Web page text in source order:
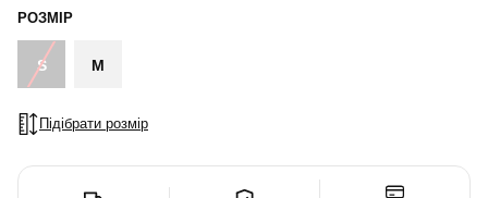
РОЗМІР
S M
Підібрати розмір